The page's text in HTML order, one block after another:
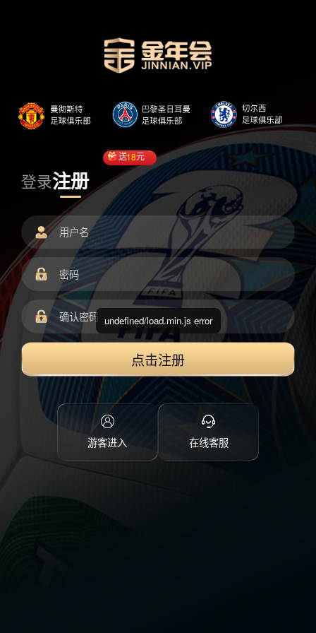
登录注册
送18元
点击注册
游客进入 在线客服
undefined/load.min.js error